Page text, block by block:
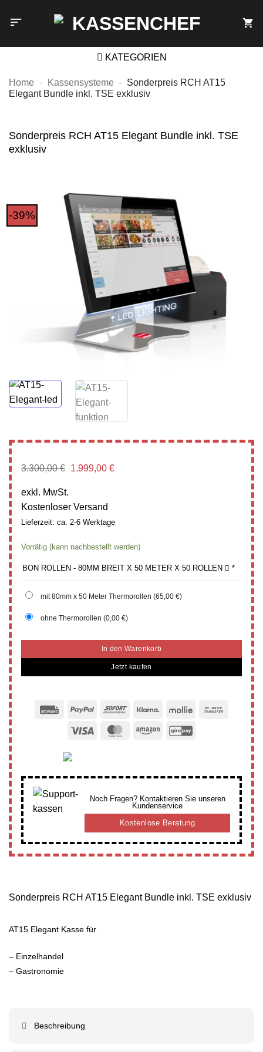
Inhalt
KATEGORIEN
Home - Kassensysteme - Sonderpreis RCH AT15
Elegant Bundle inkl. TSE exklusiv
Sonderpreis RCH AT15 Elegant Bundle inkl. TSE
exklusiv
-39%
3.300,00€ Ursprünglicher
1.999,00 €Aktueller
exkl. MwSt.
Kostenloser Versand
Lieferzeit: ca. 2-6 Werktage
Vorrätig (kann nachbestellt werden)
BON ROLLEN - 80MM BREIT X 50 METER X 50 ROLLEN *
mit 80mm x 50 Meter Thermorollen (65,00 €)
ohne Thermorollen (0,00 €)
In den Warenkorb
Jetzt kaufen
RechungPayPal Sofort Klarna Mollie
Transfer
Visa MasterCardAmazonGiroPay
Noch Fragen? Kontaktieren Sie unseren
Kundenservice
Kostenlose Beratung
Sonderpreis RCH AT15 Elegant Bundle inkl. TSE exklusiv
AT15 Elegant Kasse für
– Einzelhandel
– Gastronomie
Beschreibung